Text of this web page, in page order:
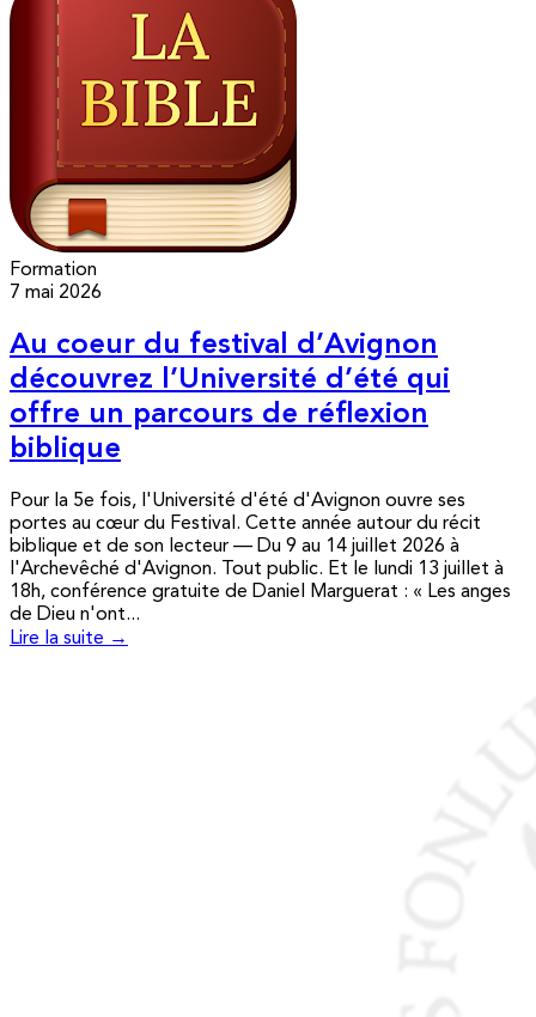
Formation
7 mai 2026
Au coeur du festival d’Avignon
découvrez l’Université d’été qui
offre un parcours de réflexion
biblique
Pour la 5e fois, l'Université d'été d'Avignon ouvre ses
portes au cœur du Festival. Cette année autour du récit
biblique et de son lecteur — Du 9 au 14 juillet 2026 à
l'Archevêché d'Avignon. Tout public. Et le lundi 13 juillet à
18h, conférence gratuite de Daniel Marguerat : « Les anges
de Dieu n'ont...
Lire la suite →